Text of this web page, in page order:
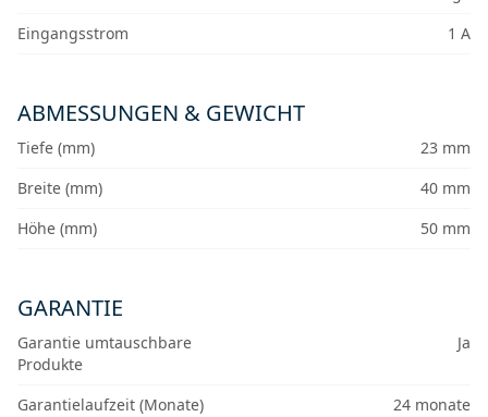
Eingangsstrom
1 A
ABMESSUNGEN & GEWICHT
Tiefe (mm)
23 mm
Breite (mm)
40 mm
Höhe (mm)
50 mm
GARANTIE
Garantie umtauschbare
Produkte
Ja
Garantielaufzeit (Monate)
24 monate